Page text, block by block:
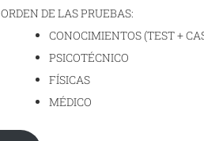
ORDEN DE LAS PRUEBAS:
CONOCIMIENTOS (TEST +
PSICOTÉCNICO
FÍSICAS
MÉDICO